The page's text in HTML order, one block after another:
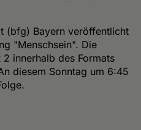
(bfg) Bayern veröffentlicht
"Menschsein". Die
innerhalb des Formats
diesem Sonntag um 6:45